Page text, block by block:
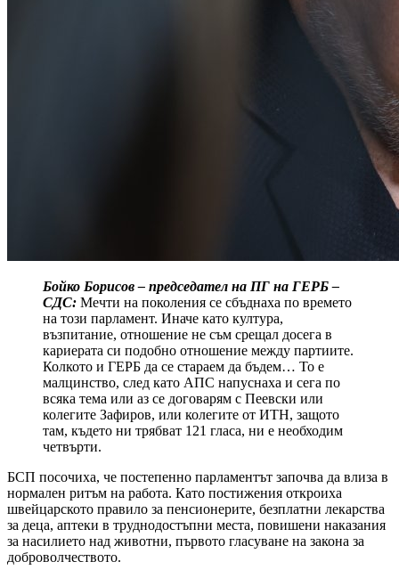
Бойко Борисов – председател на ПГ на ГЕРБ –
СДС: Мечти на поколения се сбъднаха по времето
на този парламент. Иначе като култура,
възпитание, отношение не съм срещал досега в
кариерата си подобно отношение между партиите.
Колкото и ГЕРБ да се стараем да бъдем… То е
малцинство, след като АПС напуснаха и сега по
всяка тема или аз се договарям с Пеевски или
колегите Зафиров, или колегите от ИТН, защото
там, където ни трябват 121 гласа, ни е необходим
четвърти.
БСП посочиха, че постепенно парламентът започва да влиза в
нормален ритъм на работа. Като постижения откроиха
швейцарското правило за пенсионерите, безплатни лекарства
за деца, аптеки в труднодостъпни места, повишени наказания
за насилието над животни, първото гласуване на закона за
доброволчеството.